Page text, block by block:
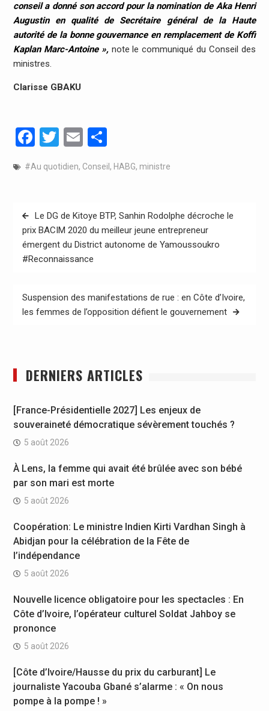
conseil a donné son accord pour la nomination de Aka Henri
Augustin en qualité de Secrétaire général de la Haute
autorité de la bonne gouvernance en remplacement de Koffi
Kaplan Marc-Antoine »,note le communiqué du Conseil des
ministres.
Clarisse GBAKU
Facebook
Twitter
Email
#Au quotidien, Conseil , HABG, ministre
Navigation
de
l’article
Le DG de Kitoye BTP, Sanhin Rodolphe décroche le
prix BACIM 2020 du meilleur jeune entrepreneur
émergent du District autonome de Yamoussoukro
#Reconnaissance
Suspension des manifestations de rue : en Côte d’Ivoire,
les femmes de l’opposition défient le gouvernement
DERNIERS ARTICLES
[France-Présidentielle 2027] Les enjeux de
souveraineté démocratique sévèrement touchés ?
5 août 2026
À Lens, la femme qui avait été brûlée avec son bébé
par son mari est morte
5 août 2026
Coopération: Le ministre Indien Kirti Vardhan Singh à
Abidjan pour la célébration de la Fête de
l’indépendance
5 août 2026
Nouvelle licence obligatoire pour les spectacles : En
Côte d’Ivoire, l’opérateur culturel Soldat Jahboy se
prononce
5 août 2026
[Côte d’Ivoire/Hausse du prix du carburant] Le
journaliste Yacouba Gbané s’alarme : « On nous
pompe à la pompe ! »